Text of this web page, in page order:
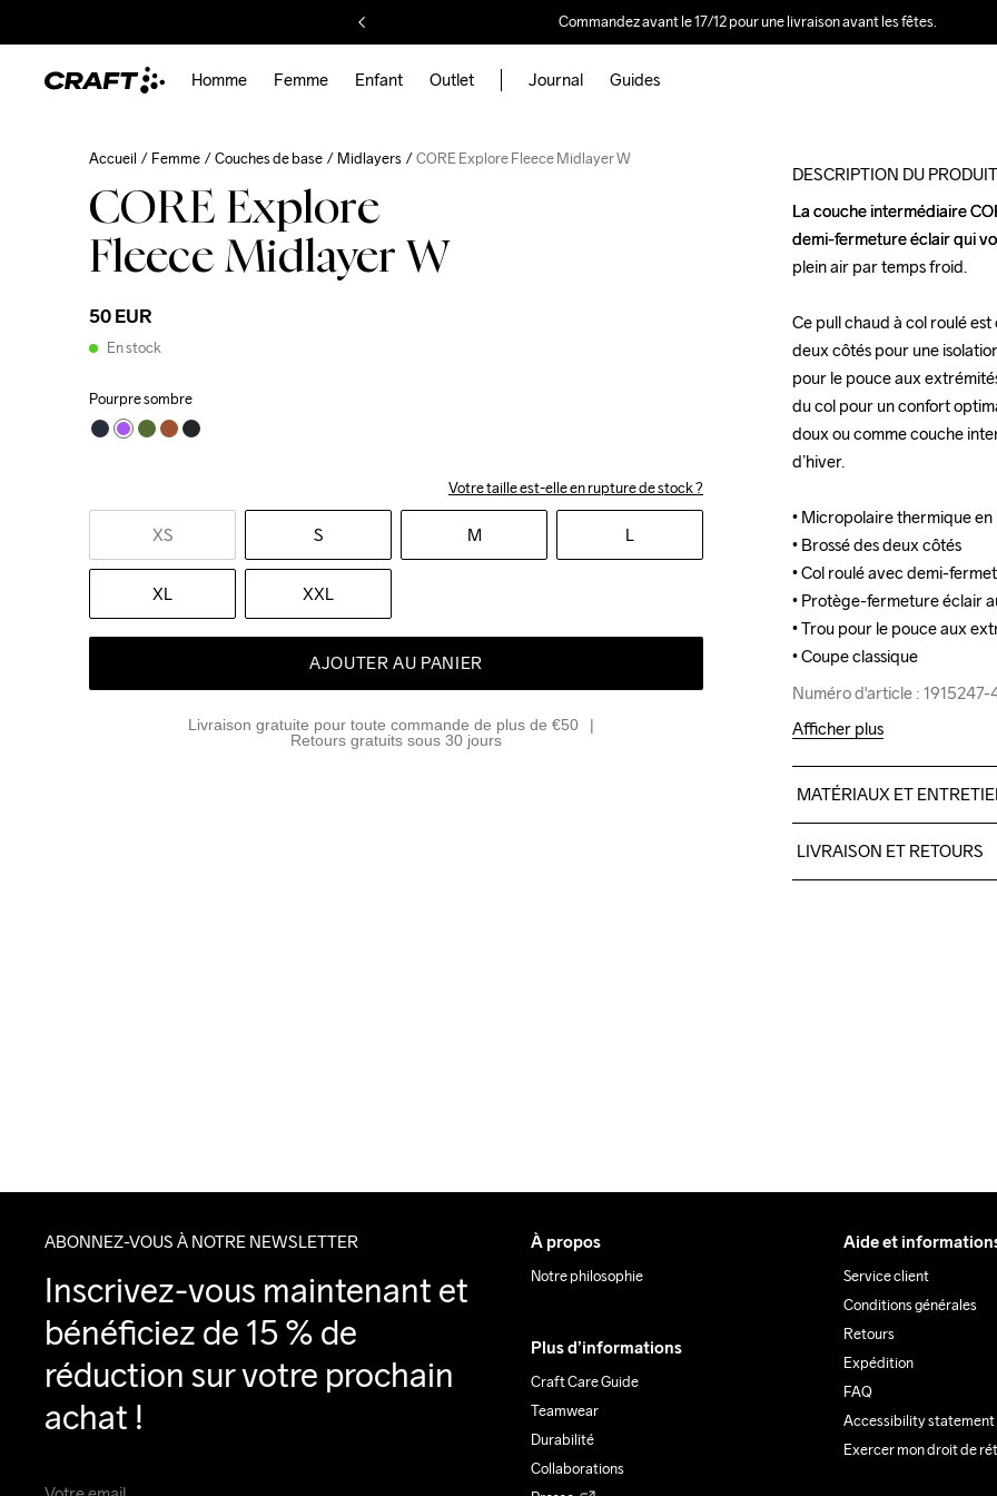
Commandez avant le 17/12 pour une livraison avant les fêtes.
Homme Femme Enfant Outlet Journal Guides
Accueil Femme Couches de base Midlayers CORE Explore Fleece Midlayer W
CORE Explore
Fleece Midlayer W
50 EUR
En stock
Pourpre sombre
Votre taille est-elle en rupture de stock ?
XS S M L
XL XXL
AJOUTER AU PANIER
Livraison gratuite pour toute commande de plus de €50
Retours gratuits sous 30 jours
DESCRIPTION DU PRODUIT
La couche intermédiaire
demi-fermeture éclair qui
plein air par temps froid.
Ce pull chaud à col roulé
deux côtés pour une
pour le pouce aux
du col pour un confort
doux ou comme couche
d’hiver.
• Micropolaire thermique
• Brossé des deux côtés
• Col roulé avec demi-
• Protège-fermeture éclair
• Trou pour le pouce aux
• Coupe classique
Numéro d'article :
La couche intermédiaire
demi-fermeture éclair qui
plein air par temps froid.
Ce pull chaud à col roulé
deux côtés pour une
pour le pouce aux
du col pour un confort
doux ou comme couche
d’hiver.
• Micropolaire thermique
• Brossé des deux côtés
• Col roulé avec demi-
• Protège-fermeture éclair
• Trou pour le pouce aux
• Coupe classique
Numéro d'article :
Afficher plus
MATÉRIAUX ET
LIVRAISON ET RETOURS
ABONNEZ-VOUS À NOTRE NEWSLETTER
Inscrivez-vous maintenant et
bénéficiez de 15 % de
réduction sur votre prochain
achat !
À propos
Notre philosophie
Plus d’informations
Craft Care Guide
Teamwear
Durabilité
Collaborations
Aide et
Service client
Conditions générales
Retours
Expédition
FAQ
Accessibility statement
Exercer mon droit de